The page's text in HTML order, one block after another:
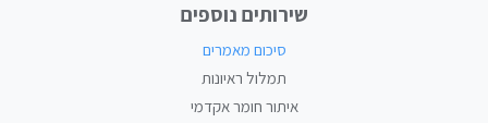
שירותים נוספים
סיכום מאמרים
תמלול ראיונות
איתור חומר אקדמי